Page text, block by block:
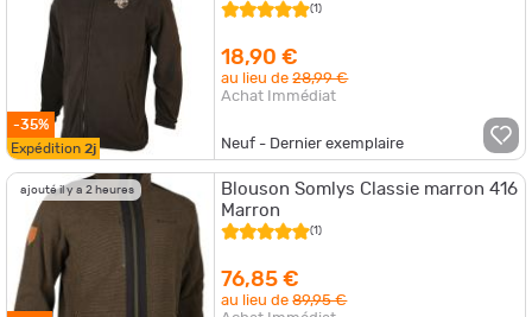
-35%
Expédition 2j
(1)
18,90 €
au lieu de28,99 €
Achat Immédiat
Neuf - Dernier exemplaire
ajouté il y a 2 heures
Blouson Somlys Classie marron 416
Marron
(1)
76,85 €
au lieu de89,95 €